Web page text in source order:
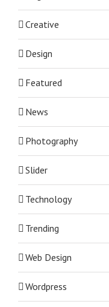
Creative
Design
Featured
News
Photography
Slider
Technology
Trending
Web Design
Wordpress